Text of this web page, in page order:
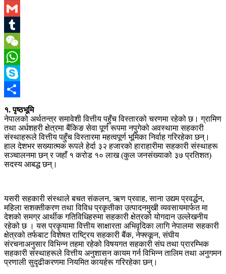
Viber
Gmail
Tumblr
WeChat
WhatsApp
Skype
Share
१. पृष्ठभूमि
नेपालको अर्थतन्त्र समावेशी वित्तीय पहुँच विस्तारको चरणमा रहेको छ। ग्रामिण
तथा अर्धशहरी क्षेत्रमा बैंकिङ सेवा पूर्ण रूपमा नपुगेको अवस्थामा सहकारी
संस्थाहरूले वित्तीय पहुँच विस्तारमा महत्वपूर्ण भूमिका निर्वाह गरिरहेका छन्।
हाल देशभर सख्यात्मक रूपले हेर्दा ३२ हजारको हाराहारीमा सहकारी संस्थाहरू
सञ्चालनमा छन् र जहाँ १ करोड १० लाख (कुल जनसंख्याको ३७ प्रतिशत)
सदस्य आबद्ध छन्।
यसरी सहकारी संस्थाले बचत संकलन, ऋण प्रवाह, साना उद्यम प्रवर्द्धन,
महिला सशक्तीकरण तथा विविध प्रकृतीका उत्पादनमुखी व्यवसायमार्फत मा
देशको समग्र आर्थीक गतिविधिहरुमा सहकारी क्षेत्रको योगदान उल्लेखनीय
रहेको छ । यस प्रकृयामा वित्तीय साक्षारता अभिवृदिका लागि नेपालमा सहकारी
क्षेत्रको तर्फबाट विशेषत राष्ट्रिय सहकारी बैंक, नेफ्स्कून, संघीय
संरचनाअनुसार विभिन्न तहमा रहेको विषयगत सहकारी संघ तथा प्रारम्भिक
सहकारी संस्थाहरूले वित्तीय अनुशासन कायम गर्न विभिन्न तालिम तथा अनुगमन
प्रणाली सुदृढीकरणमा नियमित कायर्हरू गरिरहेका छन्।